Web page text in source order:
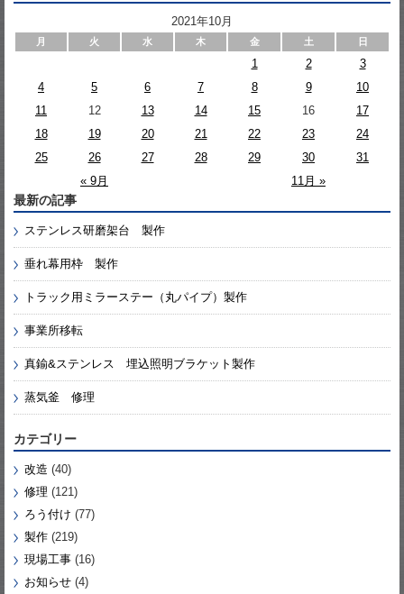
2021年10月
月 火 水 木 金 土 日
« 9月 11月 »
1 2
3
4
5 6 7 8 9
10
11
12 13 14 15 16
17
18
19 20 21 22 23
24
25
26 27 28 29 30 31
最新の記事
ステンレス研磨架台 製作
垂れ幕用枠 製作
トラック用ミラーステー（丸パイプ）製作
事業所移転
真鍮&ステンレス 埋込照明ブラケット製作
蒸気釜 修理
カテゴリー
改造 (40)
修理 (121)
ろう付け (77)
製作 (219)
現場工事 (16)
お知らせ (4)